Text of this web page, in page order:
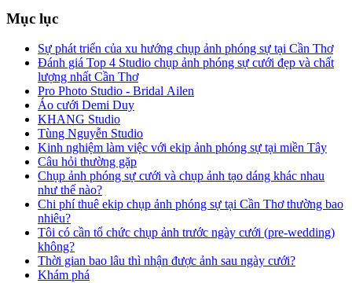
Mục lục
Sự phát triển của xu hướng chụp ảnh phóng sự tại Cần Thơ
Đánh giá Top 4 Studio chụp ảnh phóng sự cưới đẹp và chất
lượng nhất Cần Thơ
Pro Photo Studio - Bridal Ailen
Áo cưới Demi Duy
KHANG Studio
Tùng Nguyễn Studio
Kinh nghiệm làm việc với ekip ảnh phóng sự tại miền Tây
Câu hỏi thường gặp
Chụp ảnh phóng sự cưới và chụp ảnh tạo dáng khác nhau
như thế nào?
Chi phí thuê ekip chụp ảnh phóng sự tại Cần Thơ thường bao
nhiêu?
Tôi có cần tổ chức chụp ảnh trước ngày cưới (pre-wedding)
không?
Thời gian bao lâu thì nhận được ảnh sau ngày cưới?
Khám phá